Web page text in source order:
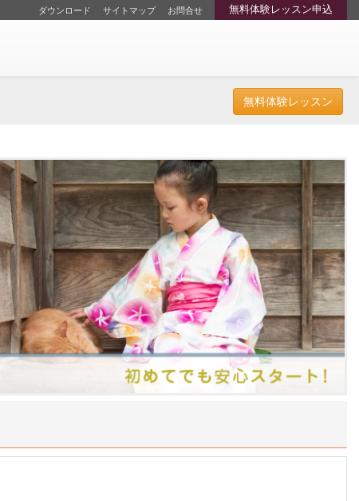
無料体験レッスン申込
ダウンロード サイトマップ お問合せ
無料体験レッスン